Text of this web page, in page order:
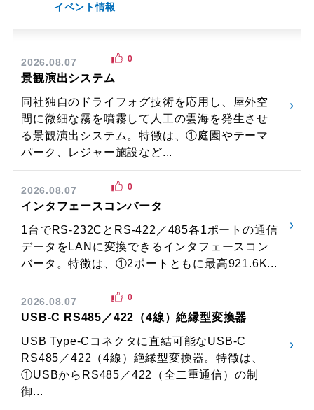
イベント情報
2026.08.07
景観演出システム
同社独自のドライフォグ技術を応用し、屋外空
間に微細な霧を噴霧して人工の雲海を発生させ
る景観演出システム。特徴は、①庭園やテーマ
パーク、レジャー施設など...
0
2026.08.07
インタフェースコンバータ
1台でRS-232CとRS-422／485各1ポートの通信
データをLANに変換できるインタフェースコン
バータ。特徴は、①2ポートともに最高921.6K...
0
2026.08.07
USB-C RS485／422（4線）絶縁型変換器
USB Type-Cコネクタに直結可能なUSB-C
RS485／422（4線）絶縁型変換器。特徴は、
①USBからRS485／422（全二重通信）の制
御...
0